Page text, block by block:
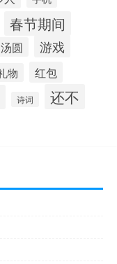
春节期间
汤圆 游戏
物 红包
诗词 还不